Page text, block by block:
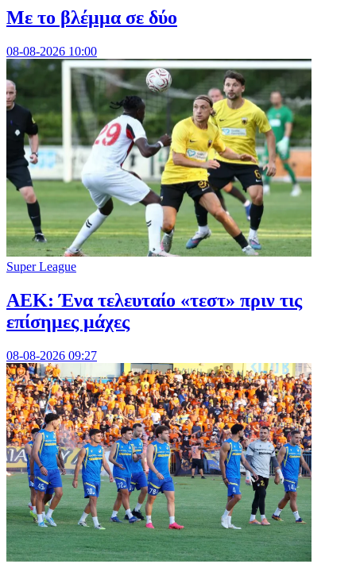
Με το βλέμμα σε δύο
08-08-2026 10:00
Super League
ΑΕΚ: Ένα τελευταίο «τεστ» πριν τις
επίσημες μάχες
08-08-2026 09:27